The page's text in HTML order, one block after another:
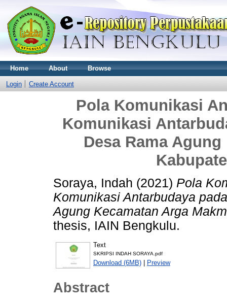
Home About Browse
Login Create Account
Pola Komunikasi
Komunikasi
Desa Rama
Soraya, Indah (2021) Pola
Komunikasi Antarbudaya
Agung Kecamatan Arga
thesis, IAIN Bengkulu.
Text
SKRIPSI INDAH SORAYA.pdf
Download (6MB) | Preview
Abstract